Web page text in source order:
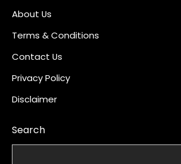
About Us
Terms & Conditions
Contact Us
Privacy Policy
Disclaimer
Search